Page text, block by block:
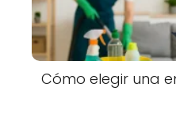
Cómo elegir una